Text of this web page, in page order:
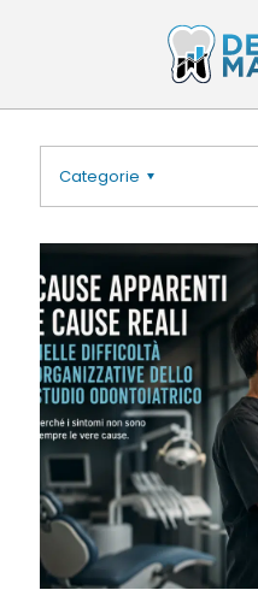
Categorie